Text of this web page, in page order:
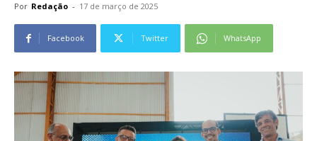
Por Redação - 17 de março de 2025
Facebook Twitter WhatsApp